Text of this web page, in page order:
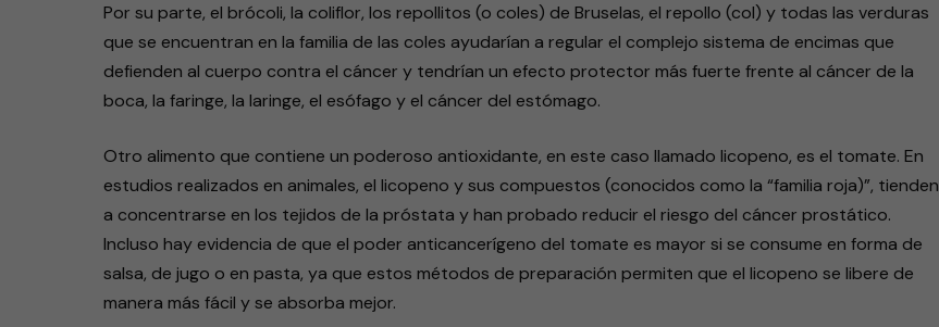
Por su parte, el brócoli, la coliflor, los repollitos (o coles) de Bruselas, el repollo (col) y todas las verduras
que se encuentran en la familia de las coles ayudarían a regular el complejo sistema de encimas que
defienden al cuerpo contra el cáncer y tendrían un efecto protector más fuerte frente al cáncer de la
boca, la faringe, la laringe, el esófago y el cáncer del estómago.
Otro alimento que contiene un poderoso antioxidante, en este caso llamado licopeno, es el tomate. En
estudios realizados en animales, el licopeno y sus compuestos (conocidos como la “familia roja)”, tienden
a concentrarse en los tejidos de la próstata y han probado reducir el riesgo del cáncer prostático.
Incluso hay evidencia de que el poder anticancerígeno del tomate es mayor si se consume en forma de
salsa, de jugo o en pasta, ya que estos métodos de preparación permiten que el licopeno se libere de
manera más fácil y se absorba mejor.